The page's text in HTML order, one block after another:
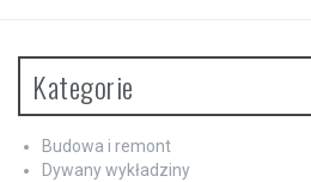
Kategorie
Budowa i remont
Dywany wykładziny